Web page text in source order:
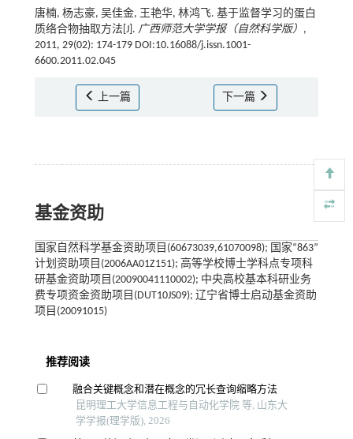
唐楠, 杨志豪, 吴佳金, 王艳华, 林鸿飞. 基于监督学习的蛋白
质络合物抽取方法[J]. 广西师范大学学报（自然科学版） ,
2011, 29(02): 174-179 DOI:10.16088/j.issn.1001-
6600.2011.02.045
上一篇 下一篇
基金资助
国家自然科学基金资助项目(60673039,61070098); 国家“863”
计划资助项目(2006AA01Z151); 高等学校博士学科点专项科
研基金资助项目(20090041110002); 中央高校基本科研业务
费专项资金资助项目(DUT10JS09); 辽宁省博士启动基金资助
项目(20091015)